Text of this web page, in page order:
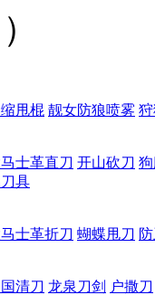
甩棍 靓女防狼喷雾
士革直刀 开山砍刀
具
士革折刀 蝴蝶甩刀
清刀 龙泉刀剑 户撒刀